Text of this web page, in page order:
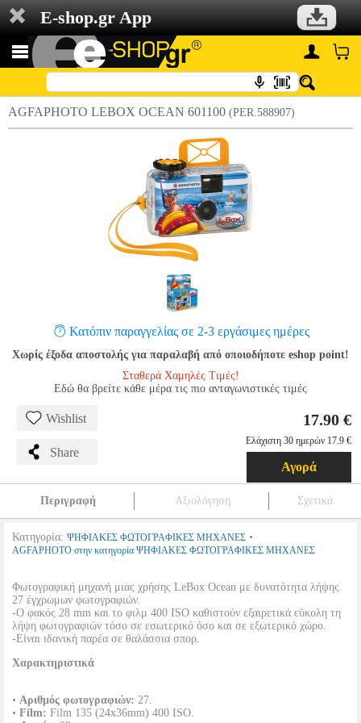
E-shop.gr App
AGFAPHOTO LEBOX OCEAN 601100 (PER.588907)
Κατόπιν παραγγελίας σε 2-3 εργάσιμες ημέρες
Χωρίς έξοδα αποστολής για παραλαβή από οποιοδήποτε eshop point!
Σταθερά Χαμηλές Τιμές!
Εδώ θα βρείτε κάθε μέρα τις πιο ανταγωνιστικές τιμές
Wishlist
Share
17.90 €
Ελάχιστη 30 ημερών 17.9 €
Αγορά
Περιγραφή Αξιολόγηση Σχετικά
Κατηγορία: ΨΗΦΙΑΚΕΣ ΦΩΤΟΓΡΑΦΙΚΕΣ ΜΗΧΑΝΕΣ •
AGFAPHOTO στην κατηγορία ΨΗΦΙΑΚΕΣ ΦΩΤΟΓΡΑΦΙΚΕΣ ΜΗΧΑΝΕΣ
Φωτογραφική μηχανή μιας χρήσης LeBox Ocean με δυνατότητα λήψης
27 έγχρωμων φωτογραφιών.
-Ο φακός 28 mm και το φιλμ 400 ISO καθιστούν εξαιρετικά εύκολη τη
λήψη φωτογραφιών τόσο σε εσωτερικό όσο και σε εξωτερικό χώρο.
-Είναι ιδανική παρέα σε θαλάσσια σπορ.
Χαρακτηριστικά
• Αριθμός φωτογραφιών: 27.
• Film: Film 135 (24x36mm) 400 ISO.